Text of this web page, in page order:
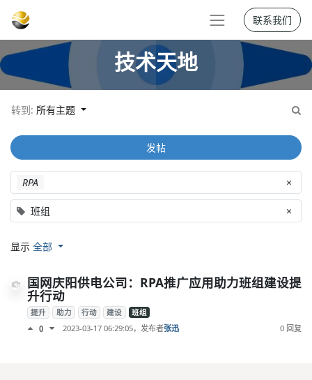
联系我们
技术天地
转到: 所有主题
RPA ×
班组 ×
发帖
显示 全部
国网庆阳供电公司：RPA推广应用助力班组建设提
升行动
提升 助力 行动 建设 班组
0 2023-03-17 06:29:05，发布者张迅 0 回复